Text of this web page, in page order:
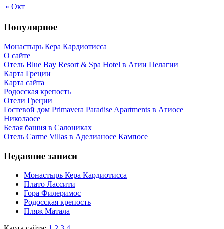
« Окт
Популярное
Монастырь Кера Кардиотисса
О сайте
Отель Blue Bay Resort & Spa Hotel в Агии Пелагии
Карта Греции
Карта сайта
Родосская крепость
Отели Греции
Гостевой дом Primavera Paradise Apartments в Агиосе
Николаосе
Белая башня в Салониках
Отель Carme Villas в Аделианосе Кампосе
Недавние записи
Монастырь Кера Кардиотисса
Плато Лассити
Гора Филеримос
Родосская крепость
Пляж Матала